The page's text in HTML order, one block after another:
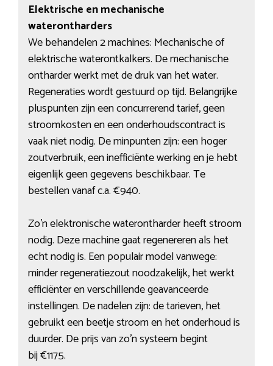
Elektrische en mechanische
waterontharders
We behandelen 2 machines: Mechanische of
elektrische waterontkalkers. De mechanische
ontharder werkt met de druk van het water.
Regeneraties wordt gestuurd op tijd. Belangrijke
pluspunten zijn een concurrerend tarief, geen
stroomkosten en een onderhoudscontract is
vaak niet nodig. De minpunten zijn: een hoger
zoutverbruik, een inefficiënte werking en je hebt
eigenlijk geen gegevens beschikbaar. Te
bestellen vanaf c.a. €940.
Zo’n elektronische waterontharder heeft stroom
nodig. Deze machine gaat regenereren als het
echt nodig is. Een populair model vanwege:
minder regeneratiezout noodzakelijk, het werkt
efficiënter en verschillende geavanceerde
instellingen. De nadelen zijn: de tarieven, het
gebruikt een beetje stroom en het onderhoud is
duurder. De prijs van zo’n systeem begint
bij €1175.